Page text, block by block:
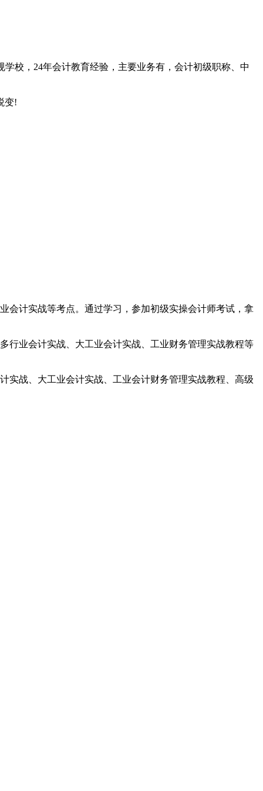
校，24年会计教育经验，主要业务有，会计初级职称、中
变!
实战等考点。通过学习，参加初级实操会计师考试，拿
业会计实战、大工业会计实战、工业财务管理实战教程等
、大工业会计实战、工业会计财务管理实战教程、高级